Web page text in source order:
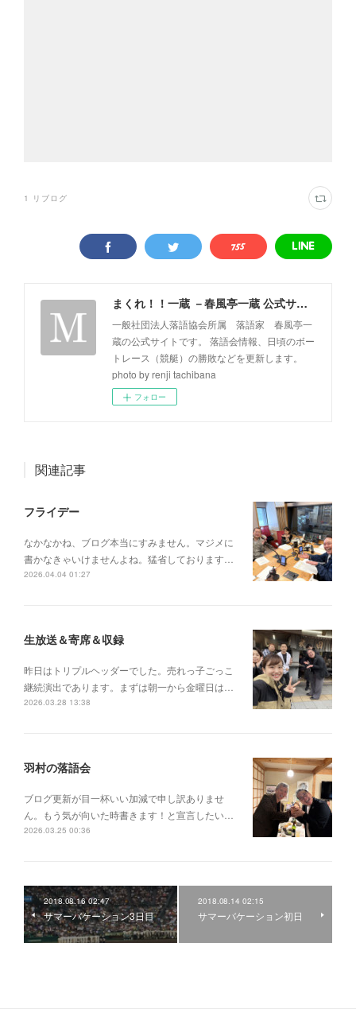
1 リブログ
まくれ！！一蔵 －春風亭一蔵 公式サイト－
一般社団法人落語協会所属 落語家 春風亭一
蔵の公式サイトです。 落語会情報、日頃のボー
トレース（競艇）の勝敗などを更新します。
photo by renji tachibana
フォロー
関連記事
フライデー
なかなかね、ブログ本当にすみません。マジメに
書かなきゃいけませんよね。猛省しております…
2026.04.04 01:27
生放送＆寄席＆収録
昨日はトリプルヘッダーでした。売れっ子ごっこ
継続演出であります。まずは朝一から金曜日は…
2026.03.28 13:38
羽村の落語会
ブログ更新が目一杯いい加減で申し訳ありませ
ん。もう気が向いた時書きます！と宣言したい…
2026.03.25 00:36
2018.08.16 02:47
サマーバケーション3日目
2018.08.14 02:15
サマーバケーション初日